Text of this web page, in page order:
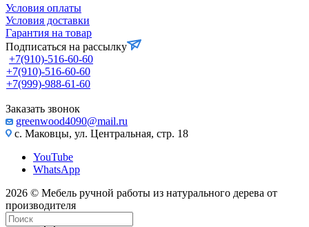
Условия оплаты
Условия доставки
Гарантия на товар
Подписаться на рассылку
+7(910)-516-60-60
+7(910)-516-60-60
+7(999)-988-61-60
Заказать звонок
greenwood4090@mail.ru
с. Маковцы, ул. Центральная, стр. 18
YouTube
WhatsApp
2026 © Мебель ручной работы из натурального дерева от
производителя